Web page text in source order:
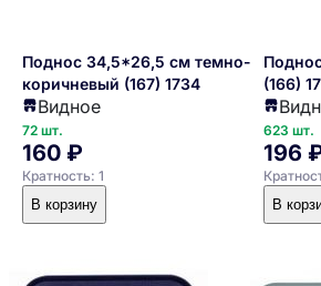
Поднос 34,5*26,5 см темно-
коричневый (167) 1734
Видное
72 шт.
160 ₽
Кратность: 1
В корзину
Поднос 42*30см
(166)
623 шт.
196
В